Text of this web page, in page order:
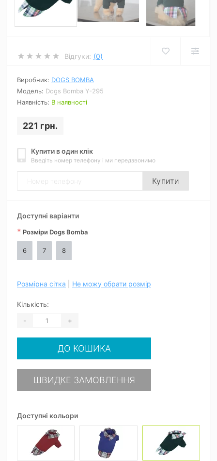
Відгуки: (0)
Виробник: DOGS BOMBA
Модель: Dogs Bomba Y-295
Наявність: В наявності
221 грн.
Купити в один клік
Введіть номер телефону і ми передзвонимо
Купити
Доступні кольори
Доступні варіанти
* Розміри Dogs Bomba
6 7 8
Розмірна сітка Не можу обрати розмір
Кількість:
- +
ДО КОШИКА
ШВИДКЕ ЗАМОВЛЕННЯ